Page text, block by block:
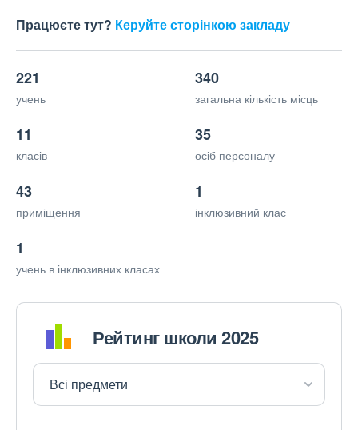
Працюєте тут? Керуйте сторінкою закладу
221
учень
340
загальна кількість місць
11
класів
35
осіб персоналу
43
приміщення
1
інклюзивний клас
1
учень в інклюзивних класах
Рейтинг школи 2025